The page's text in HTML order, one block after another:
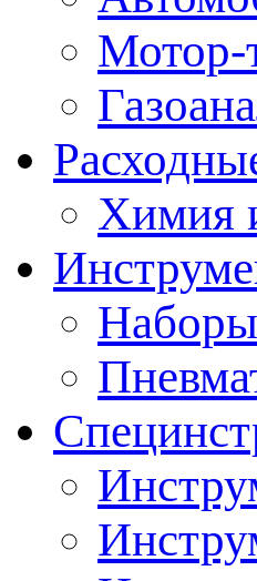
Мотор-
Химия
Наборы